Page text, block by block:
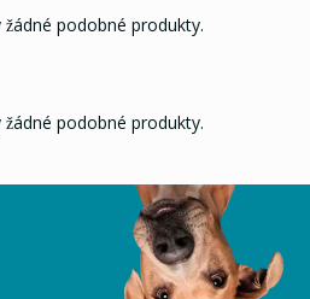
žádné podobné produkty.
žádné podobné produkty.